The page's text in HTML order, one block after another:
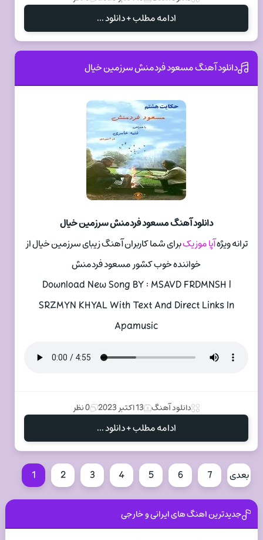
ادامه مطلب + دانلود ...
دانلود آهنگ مسعود فردمنش سرزمین خیال
دانلود آهنگ مسعود فردمنش سرزمین خیال
ترانه ویژهآپا موزیکبرای شما کاربران آهنگ زیبای سرزمین خیال از
خواننده خوب کشور مسعود فردمنش
Download New Song BY : MSAVD FRDMNSH |
SRZMYN KHYAL With Text And Direct Links In
Apamusic
دانلود آهنگ 13 اکتبر 2023 0 نظر
ادامه مطلب + دانلود ...
1 2 3 4 5 6 7 بعدی
جدیدترین اهنگ های ایرانی و خارجی